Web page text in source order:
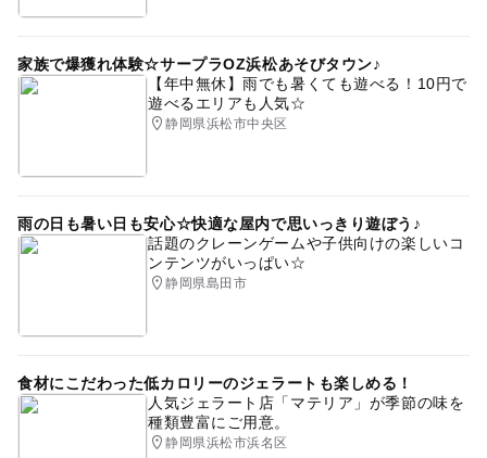
家族で爆獲れ体験☆サープラOZ浜松あそびタウン♪
【年中無休】雨でも暑くても遊べる！10円で
遊べるエリアも人気☆
静岡県浜松市中央区
雨の日も暑い日も安心☆快適な屋内で思いっきり遊ぼう♪
話題のクレーンゲームや子供向けの楽しいコ
ンテンツがいっぱい☆
静岡県島田市
食材にこだわった低カロリーのジェラートも楽しめる！
人気ジェラート店「マテリア」が季節の味を
種類豊富にご用意。
静岡県浜松市浜名区